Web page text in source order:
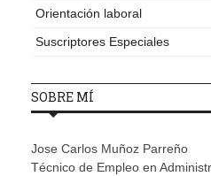
Orientación laboral
Suscriptores Especiales
SOBRE MÍ
Jose Carlos Muñoz Parreño
Técnico de Empleo en